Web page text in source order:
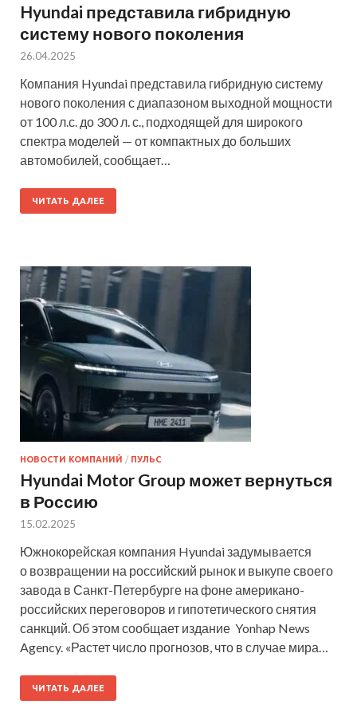
Hyundai представила гибридную
систему нового поколения
26.04.2025
Компания Hyundai представила гибридную систему
нового поколения с диапазоном выходной мощности
от 100 л.с. до 300 л. с., подходящей для широкого
спектра моделей — от компактных до больших
автомобилей, сообщает…
ЧИТАТЬ ДАЛЕЕ
НОВОСТИ КОМПАНИЙ / ПУЛЬС
Hyundai Motor Group может вернуться
в Россию
15.02.2025
Южнокорейская компания Hyundai задумывается
о возвращении на российский рынок и выкупе своего
завода в Санкт-Петербурге на фоне американо-
российских переговоров и гипотетического снятия
санкций. Об этом сообщает издание Yonhap News
Agency. «Растет число прогнозов, что в случае мира…
ЧИТАТЬ ДАЛЕЕ